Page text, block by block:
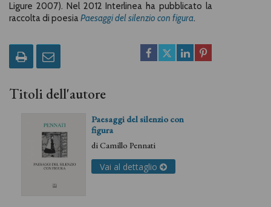
Ligure 2007). Nel 2012 Interlinea ha pubblicato la
raccolta di poesiaPaesaggi del silenzio con figura.
Titoli dell'autore
Paesaggi del silenzio con
figura
diCamillo Pennati
Vai al dettaglio